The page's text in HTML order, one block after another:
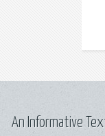
An Informative